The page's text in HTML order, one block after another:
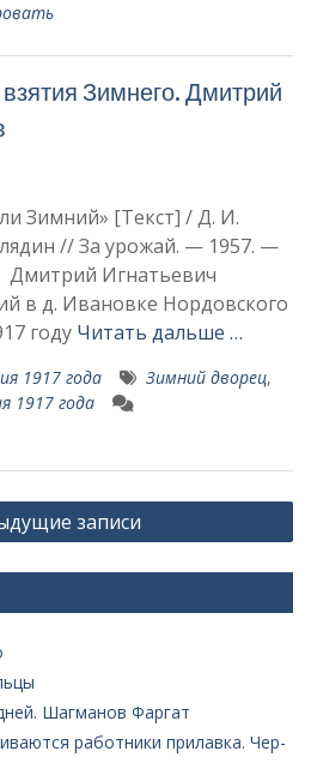
Зимнего. Дмитрий
Зимний» [Текст] / Д. И.
// За урожай. — 1957. —
Игнатьевич
в д. Ивановке Нордовского
году Читать дальше …
1917 года Зимний дворец,
1917 года
записи
Шагманов Фаргат
работники прилавка. Чер­